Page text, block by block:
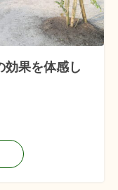
効果を体感し